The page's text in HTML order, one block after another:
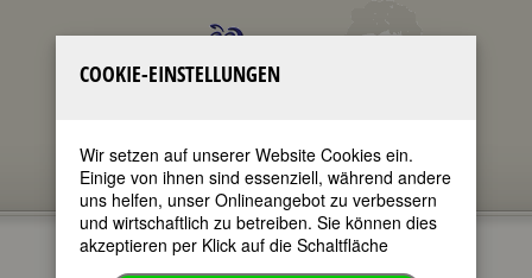
COOKIE-EINSTELLUNGEN
Wir setzen auf unserer Website Cookies ein.
Einige von ihnen sind essenziell, während andere
uns helfen, unser Onlineangebot zu verbessern
und wirtschaftlich zu betreiben. Sie können dies
akzeptieren per Klick auf die Schaltfläche